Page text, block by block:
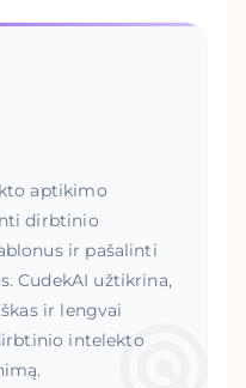
aptikimo
dirbtinio
ir pašalinti
CudekAI užtikrina,
ir lengvai
intelekto